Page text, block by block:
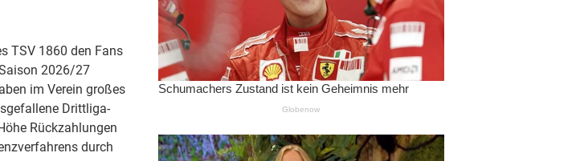
TSV 1860 den Fans
2026/27
im Verein großes
Drittliga-
Rückzahlungen
durch